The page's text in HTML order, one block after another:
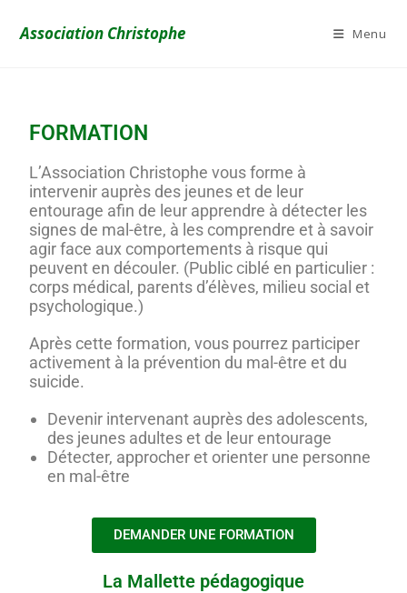
Association Christophe Menu
FORMATION
L’Association Christophe vous forme à
intervenir auprès des jeunes et de leur
entourage afin de leur apprendre à détecter les
signes de mal-être, à les comprendre et à savoir
agir face aux comportements à risque qui
peuvent en découler. (Public ciblé en particulier :
corps médical, parents d’élèves, milieu social et
psychologique.)
Après cette formation, vous pourrez participer
activement à la prévention du mal-être et du
suicide.
Devenir intervenant auprès des adolescents,
des jeunes adultes et de leur entourage
Détecter, approcher et orienter une personne
en mal-être
DEMANDER UNE FORMATION
La Mallette pédagogique